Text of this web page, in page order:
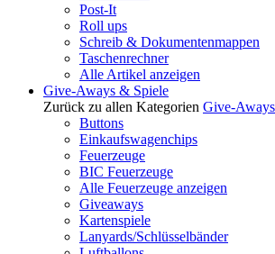
Post-It
Roll ups
Schreib & Dokumentenmappen
Taschenrechner
Alle Artikel anzeigen
Give-Aways & Spiele
Zurück zu allen Kategorien Give-
Buttons
Einkaufswagenchips
Feuerzeuge
BIC Feuerzeuge
Alle Feuerzeuge anzeigen
Giveaways
Kartenspiele
Lanyards/Schlüsselbänder